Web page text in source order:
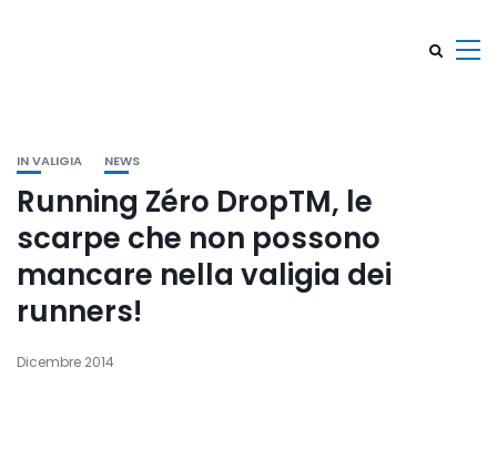
IN VALIGIA NEWS
Running Zéro DropTM, le
scarpe che non possono
mancare nella valigia dei
runners!
Dicembre 2014